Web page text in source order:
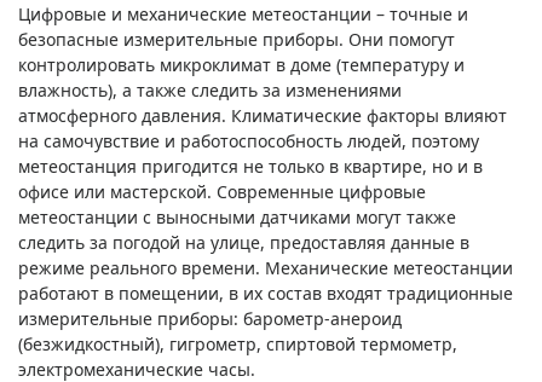
Цифровые и механические метеостанции – точные и
безопасные измерительные приборы. Они помогут
контролировать микроклимат в доме (температуру и
влажность), а также следить за изменениями
атмосферного давления. Климатические факторы влияют
на самочувствие и работоспособность людей, поэтому
метеостанция пригодится не только в квартире, но и в
офисе или мастерской. Современные цифровые
метеостанции с выносными датчиками могут также
следить за погодой на улице, предоставляя данные в
режиме реального времени. Механические метеостанции
работают в помещении, в их состав входят традиционные
измерительные приборы: барометр-анероид
(безжидкостный), гигрометр, спиртовой термометр,
электромеханические часы.